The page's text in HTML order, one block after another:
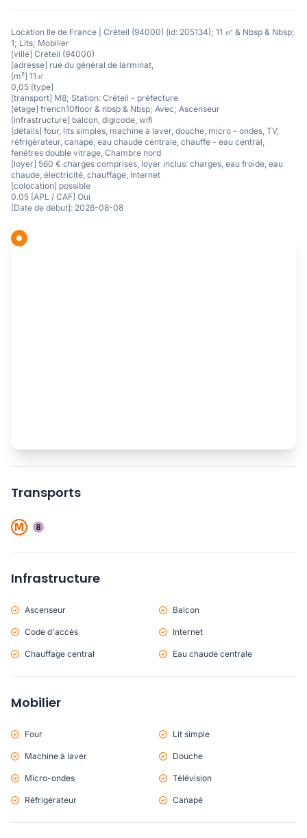
Location Ile de France | Créteil (94000) (id: 205134); 11 ㎡ & Nbsp & Nbsp;
1; Lits; Mobilier
[ville] Créteil (94000)
[adresse] rue du général de larminat,
[m²] 11㎡
0,05 [type]
[transport] M8; Station: Créteil - préfecture
[étage] french10floor & nbsp & Nbsp; Avec; Ascenseur
[infrastructure] balcon, digicode, wifi
[détails] four, lits simples, machine à laver, douche, micro - ondes, TV,
réfrigérateur, canapé, eau chaude centrale, chauffe - eau central,
fenêtres double vitrage, Chambre nord
[loyer] 560 € charges comprises, loyer inclus: charges, eau froide, eau
chaude, électricité, chauffage, Internet
[colocation] possible
0.05 [APL / CAF] Oui
[Date de début]: 2026-08-08
Transports
Infrastructure
Ascenseur Balcon
Code d'accès Internet
Chauffage central Eau chaude centrale
Mobilier
Four Lit simple
Machine à laver Douche
Micro-ondes Télévision
Réfrigérateur Canapé